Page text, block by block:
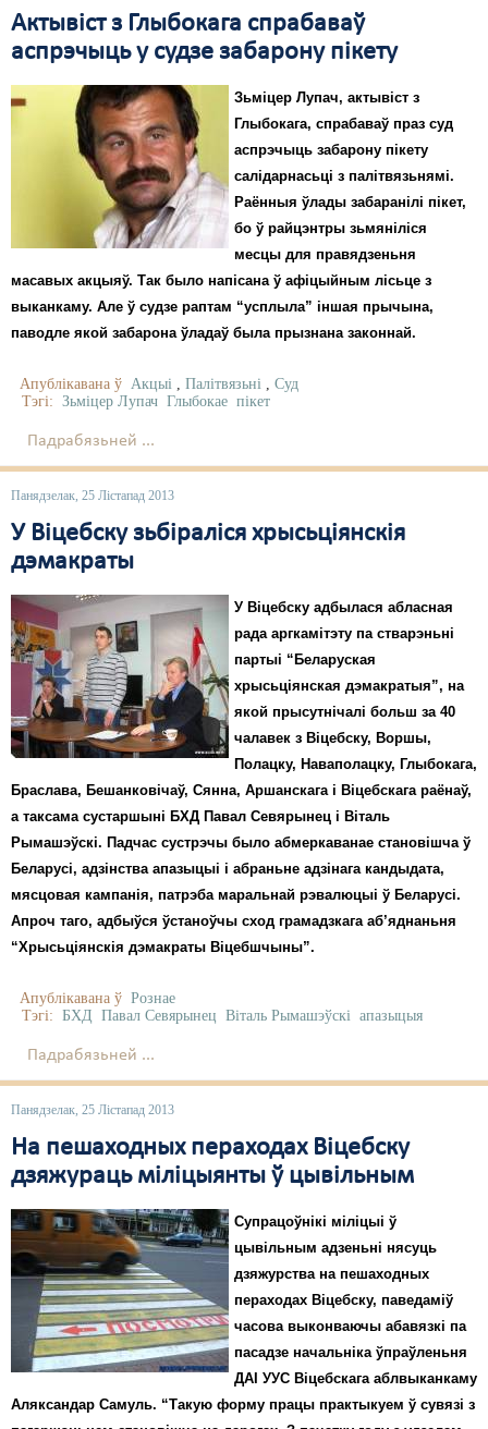
Актывіст з Глыбокага спрабаваў
аспрэчыць у судзе забарону пікету
Зьміцер Лупач, актывіст з
Глыбокага, спрабаваў праз суд
аспрэчыць забарону пікету
салідарнасьці з палітвязьнямі.
Раённыя ўлады забаранілі пікет,
бо ў райцэнтры зьмяніліся
месцы для правядзеньня
масавых акцыяў. Так было напісана ў афіцыйным лісьце з
выканкаму. Але ў судзе раптам “усплыла” іншая прычына,
паводле якой забарона ўладаў была прызнана законнай.
Апублікавана ў Акцыі , Палітвязьні , Суд
Тэгі: Зьміцер Лупач Глыбокае пікет
Падрабязьней ...
Панядзелак, 25 Лістапад 2013
У Віцебску зьбіраліся хрысьціянскія
дэмакраты
У Віцебску адбылася абласная
рада аргкамітэту па стварэньні
партыі “Беларуская
хрысьціянская дэмакратыя”, на
якой прысутнічалі больш за 40
чалавек з Віцебску, Воршы,
Полацку, Наваполацку, Глыбокага,
Браслава, Бешанковічаў, Сянна, Аршанскага і Віцебскага раёнаў,
а таксама сустаршыні БХД Павал Севярынец і Віталь
Рымашэўскі. Падчас сустрэчы было абмеркаванае становішча ў
Беларусі, адзінства апазыцыі і абраньне адзінага кандыдата,
мясцовая кампанія, патрэба маральнай рэвалюцыі ў Беларусі.
Апроч таго, адбыўся ўстаноўчы сход грамадзкага аб’яднаньня
“Хрысьціянскія дэмакраты Віцебшчыны”.
Апублікавана ў Рознае
Тэгі: БХД Павал Севярынец Віталь Рымашэўскі апазыцыя
Падрабязьней ...
Панядзелак, 25 Лістапад 2013
На пешаходных пераходах Віцебску
дзяжураць міліцыянты ў цывільным
Супрацоўнікі міліцыі ў
цывільным адзеньні нясуць
дзяжурства на пешаходных
пераходах Віцебску, паведаміў
часова выконваючы абавязкі па
пасадзе начальніка ўпраўленьня
ДАІ УУС Віцебскага аблвыканкаму
Аляксандар Самуль. “Такую форму працы практыкуем ў сувязі з